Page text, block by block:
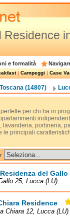
I Residence
e formalità
|Campeggi|Case
Toscana (14807)
per chi ha in
lavanderia, portineria,
le principali
del Gallo
25, Lucca (LU)
Residence
Chiara 12, Lucca (LU)